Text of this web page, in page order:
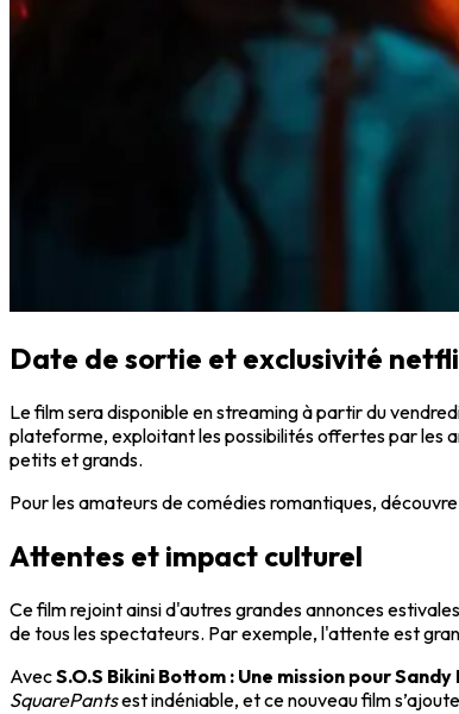
Date de sortie et exclusivité
Le film sera disponible en streaming à partir du
plateforme, exploitant les possibilités offertes par les
petits et grands.
Pour les amateurs de comédies romantiques,
Attentes et impact culturel
Ce film rejoint ainsi d'autres grandes annonces
de tous les spectateurs. Par exemple, l'attente est
AvecS.O.S Bikini Bottom : Une mission pour
SquarePantsest indéniable, et ce nouveau film